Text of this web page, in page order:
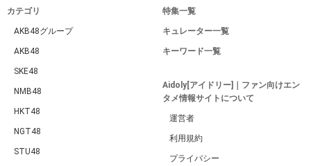
カテゴリ
AKB48グループ
AKB48
SKE48
NMB48
HKT48
NGT48
STU48
特集一覧
キュレーター一覧
キーワード一覧
Aidoly[アイドリー]｜ファン向けエン
タメ情報サイトについて
運営者
利用規約
プライバシー